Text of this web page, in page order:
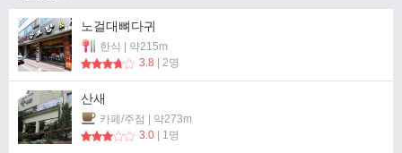
노걸대뼈다귀
한식 | 약215m
3.8 | 2명
산새
카페/주점 | 약273m
3.0 | 1명